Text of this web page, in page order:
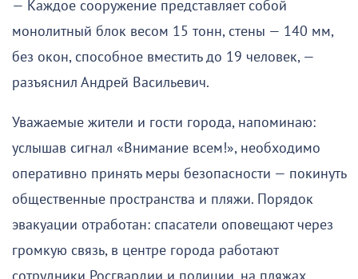
— Каждое сооружение представляет собой
монолитный блок весом 15 тонн, стены — 140 мм,
без окон, способное вместить до 19 человек, —
разъяснил Андрей Васильевич.
Уважаемые жители и гости города, напоминаю:
услышав сигнал «Внимание всем!», необходимо
оперативно принять меры безопасности — покинуть
общественные пространства и пляжи. Порядок
эвакуации отработан: спасатели оповещают через
громкую связь, в центре города работают